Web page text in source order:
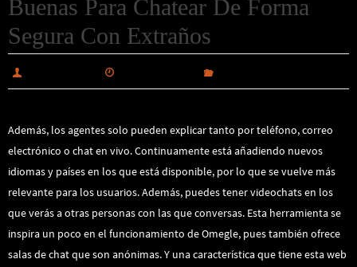
Buenas Para Chatear De Forma
Segura Con Extraños
Además, los agentes solo pueden explicar tanto por teléfono, correo
electrónico o chat en vivo. Continuamente está añadiendo nuevos
idiomas y países en los que está disponible, por lo que se vuelve más
relevante para los usuarios. Además, puedes tener videochats en los
que verás a otras personas con las que conversas. Esta herramienta se
inspira un poco en el funcionamiento de Omegle, pues también ofrece
salas de chat que son anónimas. Y una característica que tiene esta web